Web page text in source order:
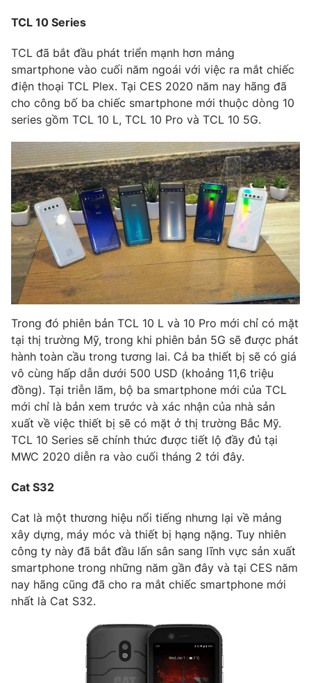
Liên hệ tòa soạn English
THỜI BÁO VTV
Theo dõi báo trên
Cơ quan chủ quản: Đài Truyền hình Việt Nam
Cơ quan báo chí:Thời báo VTV
Giấy phép hoạt động báo in và báo điện tử số 483/GP-BTTTT
cấp ngày 29/12/2023
Tổng Biên tập:
Vũ Thanh Thủy
Phó Tổng Biên tập: Nguyễn Thị Mỹ Hạnh, Phạm Quốc Thắng,
Tổng đài VTV:
024.38 355 931 - 024.38 355 932
Ðiện thoại Thời báo VTV:024.66 897 897
Email:toasoan@vtv.vn
Liên hệ quảng cáo:024-7300.7108
® Cấm sao chép dưới mọi hình thức nếu không có sự chấp
thuận bằng văn bản. Ghi rõ nguồn VTV.vn khi phát hành lại
TCL 10 Series
TCL đã bắt đầu phát triển mạnh hơn mảng
smartphone vào cuối năm ngoái với việc ra mắt chiếc
điện thoại TCL Plex. Tại CES 2020 năm nay hãng đã
cho công bố ba chiếc smartphone mới thuộc dòng 10
series gồm TCL 10 L, TCL 10 Pro và TCL 10 5G.
Trong đó phiên bản TCL 10 L và 10 Pro mới chỉ có mặt
tại thị trường Mỹ, trong khi phiên bản 5G sẽ được phát
hành toàn cầu trong tương lai. Cả ba thiết bị sẽ có giá
vô cùng hấp dẫn dưới 500 USD (khoảng 11,6 triệu
đồng). Tại triễn lãm, bộ ba smartphone mới của TCL
mới chỉ là bản xem trước và xác nhận của nhà sản
xuất về việc thiết bị sẽ có mặt ở thị trường Bắc Mỹ.
TCL 10 Series sẽ chính thức được tiết lộ đầy đủ tại
MWC 2020 diễn ra vào cuối tháng 2 tới đây.
Cat S32
Cat là một thương hiệu nổi tiếng nhưng lại về mảng
xây dựng, máy móc và thiết bị hạng nặng. Tuy nhiên
công ty này đã bắt đầu lấn sân sang lĩnh vực sản xuất
smartphone trong những năm gần đây và tại CES năm
nay hãng cũng đã cho ra mắt chiếc smartphone mới
nhất là Cat S32.